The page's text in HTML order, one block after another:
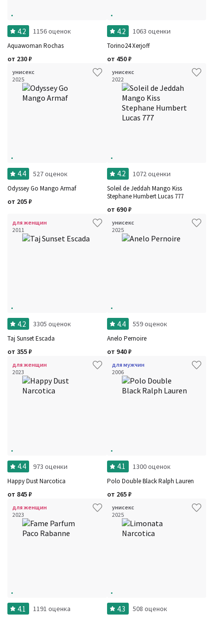
4.2 1156 оценок
Aquawoman Rochas
от 230₽
4.2 1063 оценки
Torino24 Xerjoff
от 450₽
унисекс
2025
4.4 527 оценок
Odyssey Go Mango Armaf
от 205₽
унисекс
2022
4.2 1072 оценки
Soleil de Jeddah Mango Kiss
Stephane Humbert Lucas 777
от 690₽
для женщин
2011
4.2 3305 оценок
Taj Sunset Escada
от 355₽
унисекс
2025
4.4 559 оценок
Anelo Pernoire
от 940₽
для женщин
2023
4.4 973 оценки
Happy Dust Narcotica
от 845₽
для мужчин
2006
4.1 1300 оценок
Polo Double Black Ralph Lauren
от 265₽
для женщин
2023
4.1 1191 оценка
унисекс
2025
4.3 508 оценок